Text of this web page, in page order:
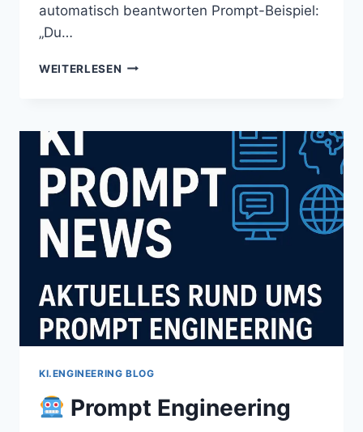
automatisch beantworten Prompt-Beispiel:
„Du…
WEITERLESEN
BUSINESS-
–
10
WORKFLOWS,
DIE
ZEIT
SPAREN
KI.ENGINEERING BLOG
Prompt Engineering